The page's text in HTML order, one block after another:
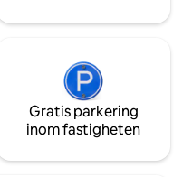
Gratis parkering
inom fastigheten